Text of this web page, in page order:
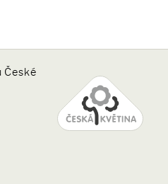
České